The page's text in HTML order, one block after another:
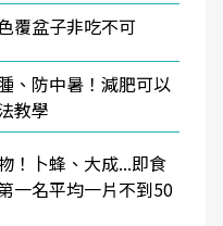
覆盆子非吃不可
、防中暑！減肥可以
教學
！卜蜂、大成...即食
一名平均一片不到50